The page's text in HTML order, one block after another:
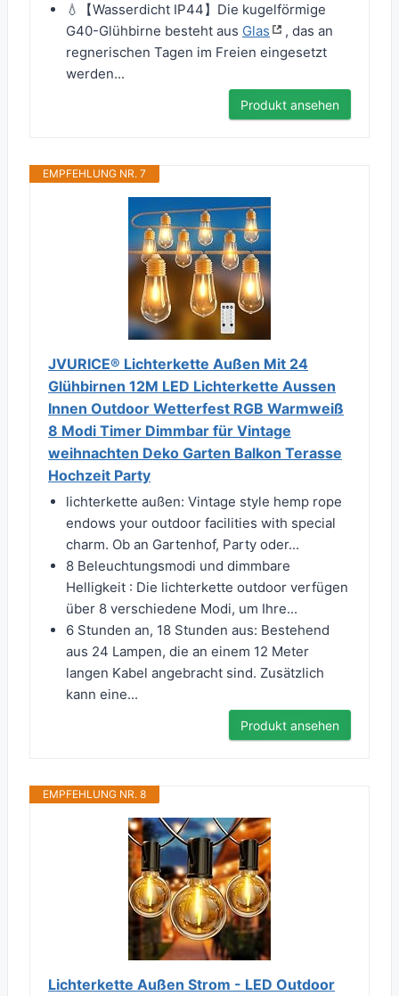
💧【Wasserdicht IP44】Die kugelförmige
G40-Glühbirne besteht aus Glas
, das an
regnerischen Tagen im Freien eingesetzt
werden...
Produkt ansehen
EMPFEHLUNG NR. 7
JVURICE® Lichterkette Außen Mit 24
Glühbirnen 12M LED Lichterkette Aussen
Innen Outdoor Wetterfest RGB Warmweiß
8 Modi Timer Dimmbar für Vintage
weihnachten Deko Garten Balkon Terasse
Hochzeit Party
lichterkette außen: Vintage style hemp rope
endows your outdoor facilities with special
charm. Ob an Gartenhof, Party oder...
8 Beleuchtungsmodi und dimmbare
Helligkeit : Die lichterkette outdoor verfügen
über 8 verschiedene Modi, um Ihre...
6 Stunden an, 18 Stunden aus: Bestehend
aus 24 Lampen, die an einem 12 Meter
langen Kabel angebracht sind. Zusätzlich
kann eine...
Produkt ansehen
EMPFEHLUNG NR. 8
Lichterkette Außen Strom - LED Outdoor